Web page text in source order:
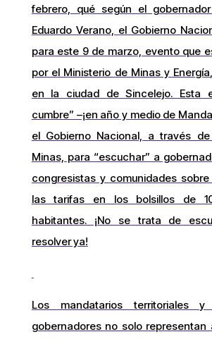
febrero, qué según el
Eduardo Verano, el Gobierno
para este 9 de marzo, evento que
por el Ministerio de Minas y
en la ciudad de Sincelejo. Esta
cumbre” –¡en año y medio de
el Gobierno Nacional, a través
Minas, para “escuchar” a
congresistas y comunidades
las tarifas en los bolsillos de
habitantes. ¡No se trata de
resolver ya!
Los mandatarios territoriales
gobernadores no solo